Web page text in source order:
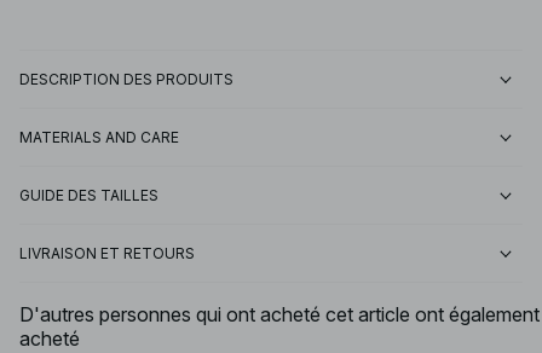
DESCRIPTION DES PRODUITS
MATERIALS AND CARE
GUIDE DES TAILLES
LIVRAISON ET RETOURS
D'autres personnes qui ont acheté cet article ont également
acheté